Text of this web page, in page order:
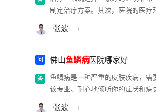
制定治疗方案。其次，医院的医疗
张波
佛山鱼鳞病医院哪家好
鱼鳞病是一种严重的皮肤疾病，
该专业、耐心地倾听你的症状和病
张波